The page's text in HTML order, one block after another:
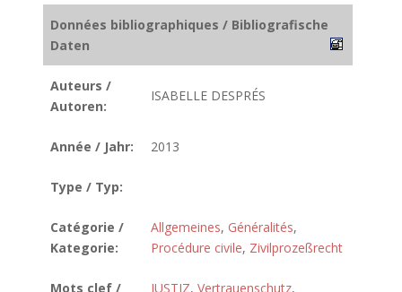
Données bibliographiques / Bibliografische
Daten
Auteurs /
Autoren:
ISABELLE DESPRÉS
Année / Jahr: 2013
Type / Typ:
Catégorie /
Kategorie:
Allgemeines, Généralités,
Procédure civile, Zivilprozeßrecht
Mots clef /
JUSTIZ, Vertrauenschutz,